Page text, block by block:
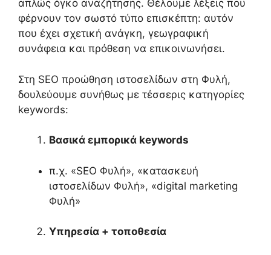
απλώς όγκο αναζήτησης. Θέλουμε λέξεις που
φέρνουν τον σωστό τύπο επισκέπτη: αυτόν
που έχει σχετική ανάγκη, γεωγραφική
συνάφεια και πρόθεση να επικοινωνήσει.
Στη SEO προώθηση ιστοσελίδων στη Φυλή,
δουλεύουμε συνήθως με τέσσερις κατηγορίες
keywords:
Βασικά εμπορικά keywords
π.χ. «SEO Φυλή», «κατασκευή
ιστοσελίδων Φυλή», «digital marketing
Φυλή»
Υπηρεσία + τοποθεσία